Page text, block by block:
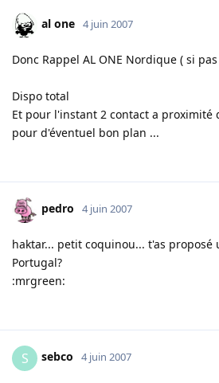
al one 4 juin 2007
Donc Rappel AL ONE Nordique ( si
Dispo total
Et pour l'instant 2 contact a
pour d'éventuel bon plan ...
pedro 4 juin 2007
haktar... petit coquinou... t'as proposé
Portugal?
:mrgreen:
S sebco 4 juin 2007